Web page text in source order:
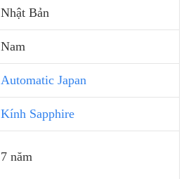
Nhật Bản
Nam
Automatic Japan
Kính Sapphire
7 năm